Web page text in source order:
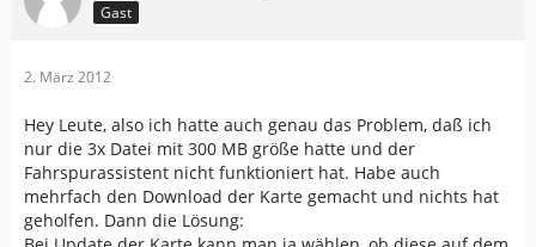
Gast
2. März 2012
Hey Leute, also ich hatte auch genau das Problem, daß ich
nur die 3x Datei mit 300 MB größe hatte und der
Fahrspurassistent nicht funktioniert hat. Habe auch
mehrfach den Download der Karte gemacht und nichts hat
geholfen. Dann die Lösung: